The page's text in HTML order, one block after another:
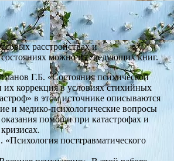
расстройствах и
состояниях можно из следующих книг.
Г.Б. «Состояния психической
их коррекция в условиях стихийных
в этом источнике описываются
и медико-психологические вопросы
помощи при катастрофах и
посттравматического